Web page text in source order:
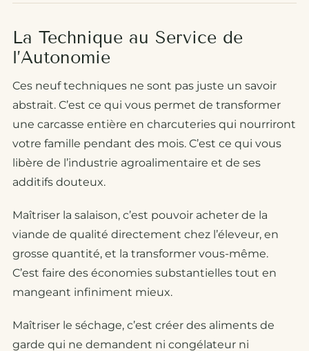
La Technique au Service de
l’Autonomie
Ces neuf techniques ne sont pas juste un savoir
abstrait. C’est ce qui vous permet de transformer
une carcasse entière en charcuteries qui nourriront
votre famille pendant des mois. C’est ce qui vous
libère de l’industrie agroalimentaire et de ses
additifs douteux.
Maîtriser la salaison, c’est pouvoir acheter de la
viande de qualité directement chez l’éleveur, en
grosse quantité, et la transformer vous-même.
C’est faire des économies substantielles tout en
mangeant infiniment mieux.
Maîtriser le séchage, c’est créer des aliments de
garde qui ne demandent ni congélateur ni